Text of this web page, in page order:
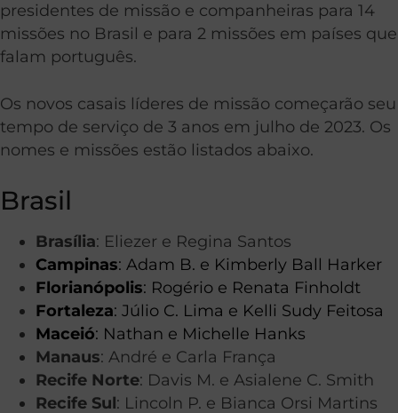
presidentes de missão e companheiras para 14
missões no Brasil e para 2 missões em países que
falam português.
Os novos casais líderes de missão começarão seu
tempo de serviço de 3 anos em julho de 2023. Os
nomes e missões estão listados abaixo.
Brasil
Brasília: Eliezer e Regina Santos
Campinas: Adam B. e Kimberly Ball Harker
Florianópolis: Rogério e Renata Finholdt
Fortaleza: Júlio C. Lima e Kelli Sudy Feitosa
Maceió: Nathan e Michelle Hanks
Manaus: André e Carla França
Recife Norte: Davis M. e Asialene C. Smith
Recife Sul: Lincoln P. e Bianca Orsi Martins